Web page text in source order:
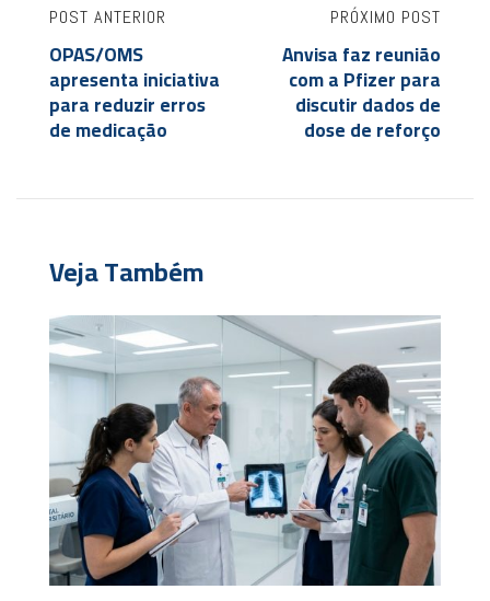
POST ANTERIOR
OPAS/OMS
apresenta iniciativa
para reduzir erros
de medicação
PRÓXIMO POST
Anvisa faz reunião
com a Pfizer para
discutir dados de
dose de reforço
Veja Também